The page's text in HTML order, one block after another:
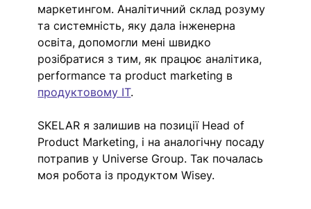
маркетингом. Аналітичний склад розуму
та системність, яку дала інженерна
освіта, допомогли мені швидко
розібратися з тим, як працює аналітика,
performance та product marketing в
продуктовому IT.
SKELAR я залишив на позиції Head of
Product Marketing, і на аналогічну посаду
потрапив у Universe Group. Так почалась
моя робота із продуктом Wisey.